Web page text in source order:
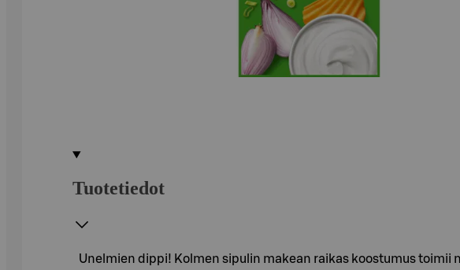
Tuotetiedot
Unelmien dippi! Kolmen sipulin makean raikas koostumus